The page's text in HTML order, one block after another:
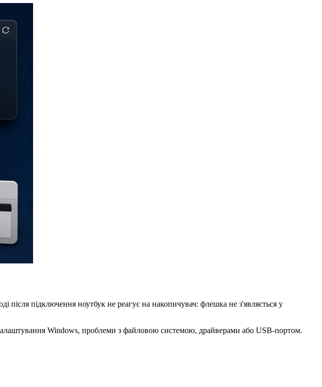
підключення ноутбук не реагує на накопичувач: флешка не з'являється у
Windows, проблеми з файловою системою, драйверами або USB-портом.